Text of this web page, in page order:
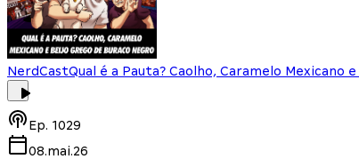
NerdCastQual é a Pauta? Caolho, Caramelo Mexicano
Ep. 1029
08.mai.26